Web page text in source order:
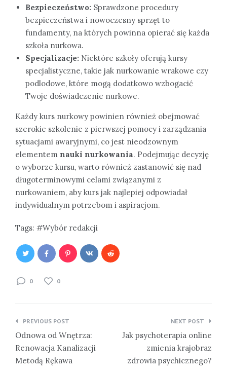
Bezpieczeństwo: Sprawdzone procedury
bezpieczeństwa i nowoczesny sprzęt to
fundamenty, na których powinna opierać się każda
szkoła nurkowa.
Specjalizacje: Niektóre szkoły oferują kursy
specjalistyczne, takie jak nurkowanie wrakowe czy
podlodowe, które mogą dodatkowo wzbogacić
Twoje doświadczenie nurkowe.
Każdy kurs nurkowy powinien również obejmować
szerokie szkolenie z pierwszej pomocy i zarządzania
sytuacjami awaryjnymi, co jest nieodzownym
elementem nauki nurkowania. Podejmując decyzję
o wyborze kursu, warto również zastanowić się nad
długoterminowymi celami związanymi z
nurkowaniem, aby kurs jak najlepiej odpowiadał
indywidualnym potrzebom i aspiracjom.
Tags: Wybór redakcji
0 0
Nawigacja
wpisu
PREVIOUS POST
Odnowa od Wnętrza:
Renowacja Kanalizacji
Metodą Rękawa
NEXT POST
Jak psychoterapia online
zmienia krajobraz
zdrowia psychicznego?